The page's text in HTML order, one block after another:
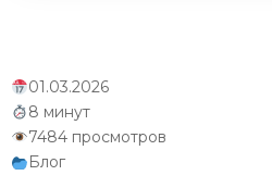
18. Экономика
19. Психологические
01.03.2026
8 минут
7484 просмотров
Блог